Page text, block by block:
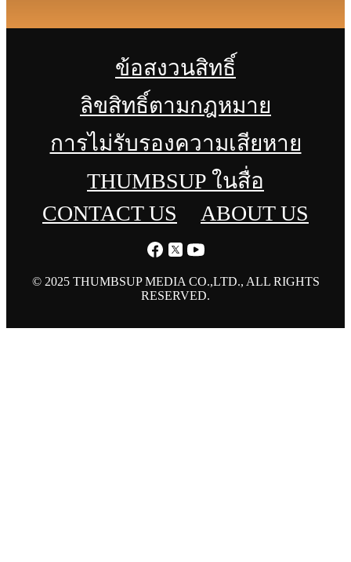
ข้อสงวนสิทธิ์
ลิขสิทธิ์ตามกฎหมาย
การไม่รับรองความเสียหาย
THUMBSUP ในสื่อ
CONTACT US
ABOUT US
© 2025 THUMBSUP MEDIA CO.,LTD., ALL RIGHTS
RESERVED.